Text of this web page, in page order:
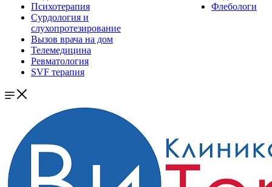
Психотерапия
Сурдология и
слухопротезирование
Вызов врача на дом
Телемедицина
Ревматология
SVF терапия
Флебологи